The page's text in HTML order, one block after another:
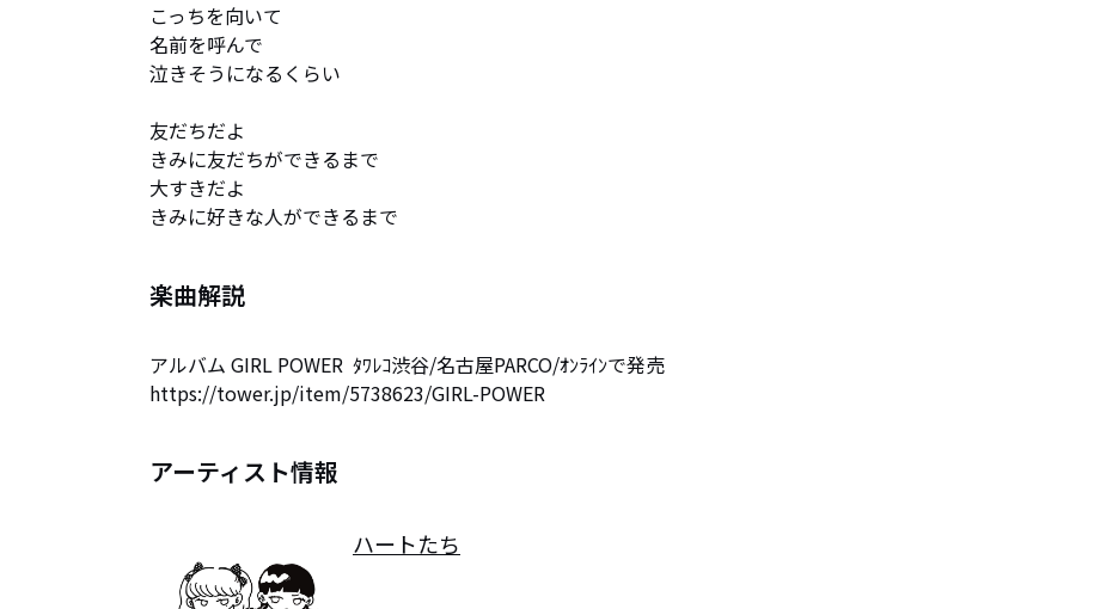
こっちを向いて
名前を呼んで
泣きそうになるくらい
友だちだよ
きみに友だちができるまで
大すきだよ
きみに好きな人ができるまで
楽曲解説
アルバム GIRL POWER  ﾀﾜﾚｺ渋谷/名古屋PARCO/ｵﾝﾗｲﾝで発売
https://tower.jp/item/5738623/GIRL-POWER
アーティスト情報
ハートたち